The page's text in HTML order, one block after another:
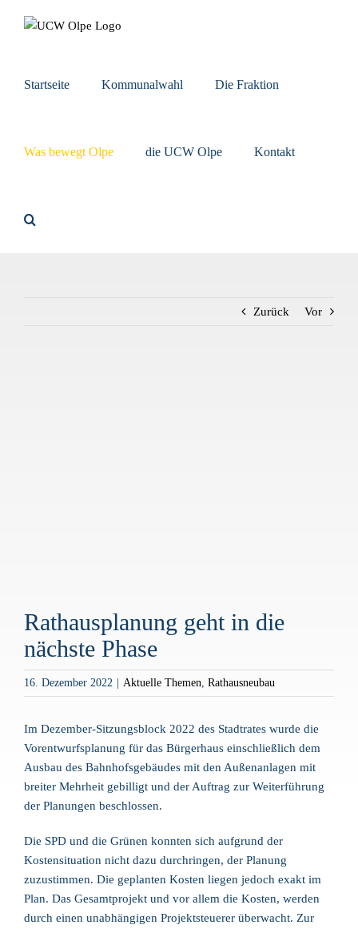
Inhalt
Startseite Kommunalwahl Die Fraktion
Was bewegt Olpe die UCW Olpe Kontakt
Zurück Vor
Rathausplanung geht in die
nächste Phase
16. Dezember 2022 | Aktuelle Themen Rathausneubau
Im Dezember-Sitzungsblock 2022 des Stadtrates wurde die
Vorentwurfsplanung für das Bürgerhaus einschließlich dem
Ausbau des Bahnhofsgebäudes mit den Außenanlagen mit
breiter Mehrheit gebilligt und der Auftrag zur Weiterführung
der Planungen beschlossen.
Die SPD und die Grünen konnten sich aufgrund der
Kostensituation nicht dazu durchringen, der Planung
zuzustimmen. Die geplanten Kosten liegen jedoch exakt im
Plan. Das Gesamtprojekt und vor allem die Kosten, werden
durch einen unabhängigen Projektsteuerer überwacht. Zur